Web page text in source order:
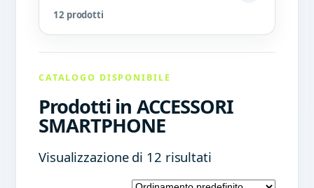
12 prodotti
CATALOGO DISPONIBILE
Prodotti in ACCESSORI
SMARTPHONE
Visualizzazione di 12 risultati